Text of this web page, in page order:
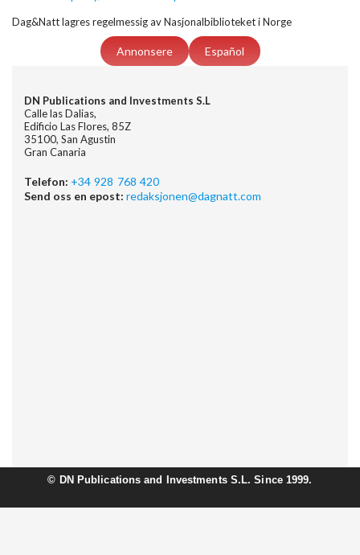
Dag&Natt lagres regelmessig av Nasjonalbiblioteket i Norge
Annonsere Español
DN Publications and Investments S.L
Calle las Dalias,
Edificio Las Flores, 85Z
35100, San Agustin
Gran Canaria
Telefon: +34 928 768 420
Send oss en epost: redaksjonen@dagnatt.com
© DN Publications and Investments S.L. Since 1999.